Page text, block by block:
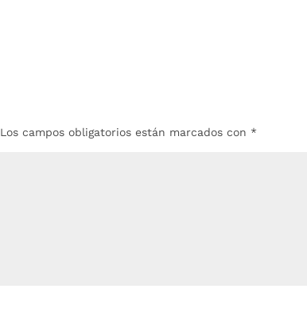
Los campos obligatorios están marcados con *